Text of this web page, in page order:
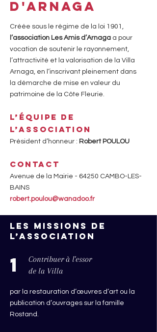
d'ARNAGA
Créée sous le régime de la loi 1901,
l’association Les Amis d’Arnaga a pour
vocation de soutenir le rayonnement,
l’attractivité et la valorisation de la Villa
Arnaga, en l’inscrivant pleinement dans
la démarche de mise en valeur du
patrimoine de la Côte Fleurie.
L’équipe de
l’association
Président d’honneur : Robert POULOU
Contact
Avenue de la Mairie - 64250 CAMBO-LES-
BAINS
robert.poulou@wanadoo.fr
Les missions de
l’association
1
Contribuer à l'essor
de la Villa
par la restauration d’œuvres d’art ou la
publication d’ouvrages sur la famille
Rostand.